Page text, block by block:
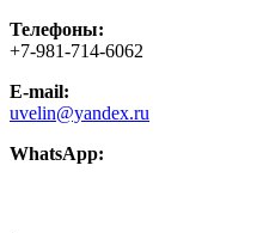
Телефоны:
+7-981-714-6062
E-mail:
uvelin@yandex.ru
WhatsApp: